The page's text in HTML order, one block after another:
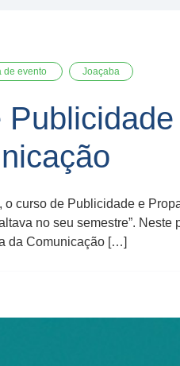
de evento Joaçaba
o curso de Publicidade e
no seu semestre”.
da Comunicação […]